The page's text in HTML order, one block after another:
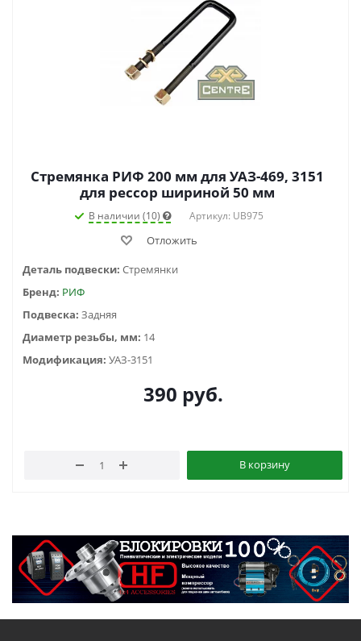
Стремянка РИФ 200 мм для УАЗ-469, 3151
для рессор шириной 50 мм
В наличии (10) Артикул: UB975
Отложить
Деталь подвески: Стремянки
Бренд: РИФ
Подвеска: Задняя
Диаметр резьбы, мм: 14
Модификация: УАЗ-3151
390 руб.
В корзину